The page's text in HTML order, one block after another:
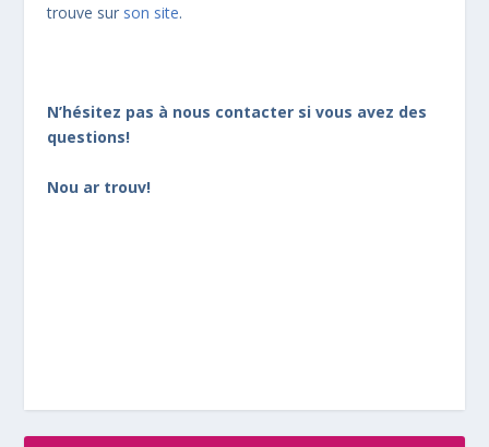
trouve sur son site.
N’hésitez pas à nous contacter si vous avez des
questions!
Nou ar trouv!